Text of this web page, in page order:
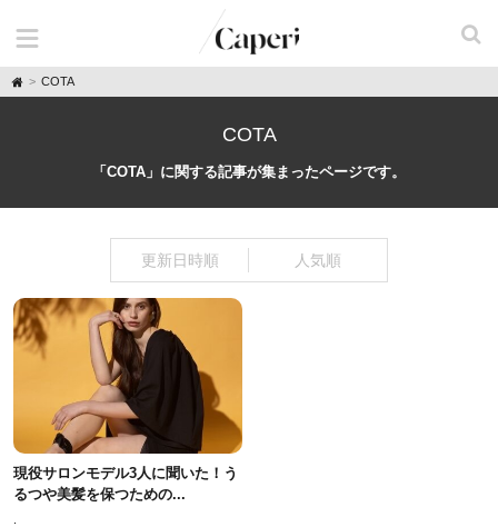
H
o
COTA
COTA
「COTA」に関する記事が集まったページです。
更新日時順 人気順
現役サロンモデル3人に聞いた！う
るつや美髪を保つための...